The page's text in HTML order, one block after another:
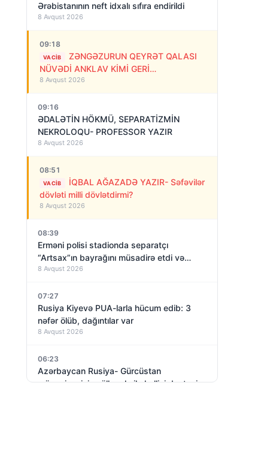
Ərəbistanının neft idxalı sıfıra endirildi
8 Avqust 2026
09:18
VACIB
ZƏNGƏZURUN QEYRƏT QALASI
NÜVƏDİ ANKLAV KİMİ GERİ
QAYTARILMALIDIR!
8 Avqust 2026
09:16
ƏDALƏTİN HÖKMÜ, SEPARATİZMİN
NEKROLOQU- PROFESSOR YAZIR
8 Avqust 2026
08:51
VACIB
İQBAL AĞAZADƏ YAZIR- Səfəvilər
dövləti milli dövlətdirmi?
8 Avqust 2026
08:39
Erməni polisi stadionda separatçı
“Artsax”ın bayrağını müsadirə etdi və…
8 Avqust 2026
07:27
Rusiya Kiyevə PUA-larla hücum edib: 3
nəfər ölüb, dağıntılar var
8 Avqust 2026
06:23
Azərbaycan Rusiya- Gürcüstan
münaqişəsinin sülh yolu ilə həllini dəstəyir